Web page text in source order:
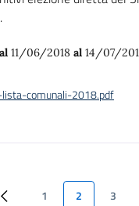
11/06/2018 al 14/07/
comunali-2018.pdf
1 2 3